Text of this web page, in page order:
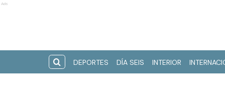
Ads
DEPORTES DÍA SEIS INTERIOR